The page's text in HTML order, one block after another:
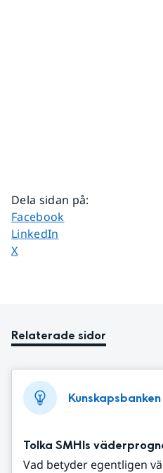
Dela sidan på:
Dela sidan på
Facebook
Dela sidan på
LinkedIn
Dela sidan på
X
Relaterade sidor
Kunskapsbanken
Tolka SMHIs
Vad betyder egentligen